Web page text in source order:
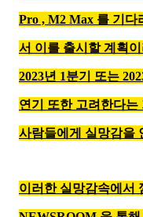
Pro , M2 Max 를 기다
서 이를 출시할 계획
2023년 1분기 또는
연기 또한 고려한다
사람들에게 실망감을
이러한 실망감속에서